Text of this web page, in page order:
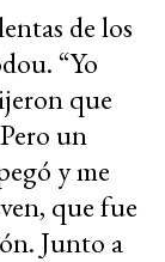
de los
“Yo
que
un
y me
que fue
Junto a